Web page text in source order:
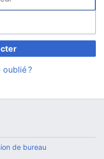
?
de bureau